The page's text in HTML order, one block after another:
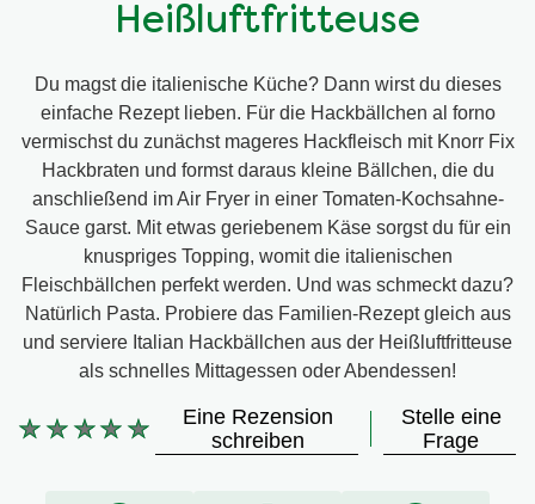
Heißluftfritteuse
Du magst die italienische Küche? Dann wirst du dieses
einfache Rezept lieben. Für die Hackbällchen al forno
vermischst du zunächst mageres Hackfleisch mit Knorr Fix
Hackbraten und formst daraus kleine Bällchen, die du
anschließend im Air Fryer in einer Tomaten-Kochsahne-
Sauce garst. Mit etwas geriebenem Käse sorgst du für ein
knuspriges Topping, womit die italienischen
Fleischbällchen perfekt werden. Und was schmeckt dazu?
Natürlich Pasta. Probiere das Familien-Rezept gleich aus
und serviere Italian Hackbällchen aus der Heißluftfritteuse
als schnelles Mittagessen oder Abendessen!
Keine
Eine Rezension
schreiben
Stelle eine
Frage